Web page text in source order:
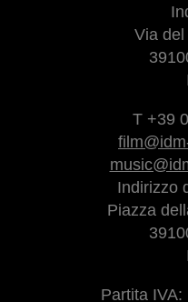
Via
T +39
Indirizzo
Piazza
Partita